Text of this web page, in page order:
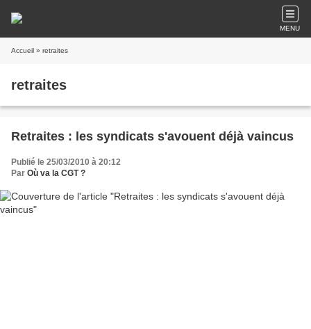
MENU
Accueil » retraites
retraites
Retraites : les syndicats s'avouent déjà vaincus
Publié le 25/03/2010 à 20:12
Par Où va la CGT ?